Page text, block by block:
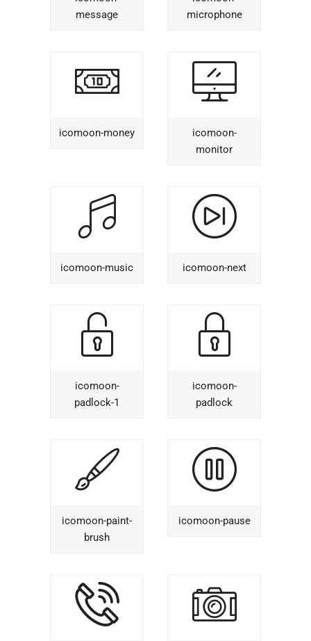
message
microphone
icomoon-money
icomoon-
monitor
icomoon-music icomoon-next
icomoon-
padlock-1
icomoon-
padlock
icomoon-paint-
brush
icomoon-pause